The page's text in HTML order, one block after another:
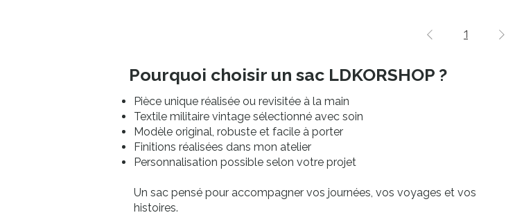
1
Pourquoi choisir un sac LDKORSHOP ?
Pièce unique réalisée ou revisitée à la main
Textile militaire vintage sélectionné avec soin
Modèle original, robuste et facile à porter
Finitions réalisées dans mon atelier
Personnalisation possible selon votre projet
Un sac pensé pour accompagner vos journées, vos voyages et vos
histoires.